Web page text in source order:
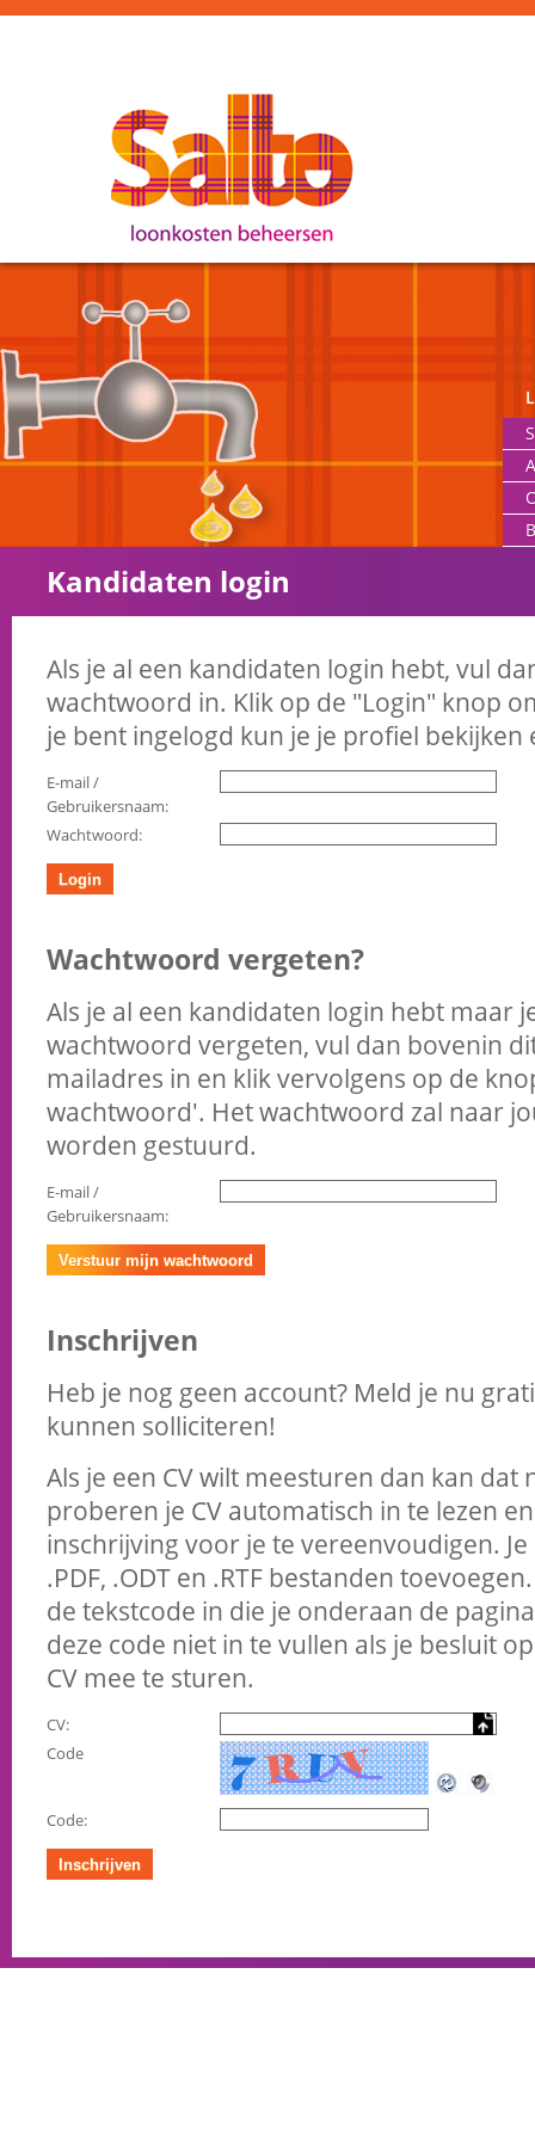
Kandidaten login
Als je al een kandidaten login hebt, vul
wachtwoord in. Klik op de "Login" knop
je bent ingelogd kun je je profiel bekijken
E-mail /
Gebruikersnaam:
Wachtwoord:
Wachtwoord vergeten?
Als je al een kandidaten login hebt maar
wachtwoord vergeten, vul dan bovenin
mailadres in en klik vervolgens op de
wachtwoord'. Het wachtwoord zal naar
worden gestuurd.
E-mail /
Gebruikersnaam:
Inschrijven
Heb je nog geen account? Meld je nu
kunnen solliciteren!
Als je een CV wilt meesturen dan kan dat
proberen je CV automatisch in te lezen
inschrijving voor je te vereenvoudigen. Je
.PDF, .ODT en .RTF bestanden
de tekstcode in die je onderaan de
deze code niet in te vullen als je besluit
CV mee te sturen.
CV:
Code
Code: